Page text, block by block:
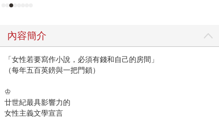
內容簡介
「女性若要寫作小說，必須有錢和自己的房間」
（每年五百英鎊與一把門鎖）
♔
廿世紀最具影響力的
女性主義文學宣言